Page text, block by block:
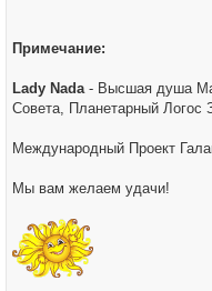
Примечание:
Lady Nada- Высшая душа
Совета, Планетарный Логос
Международный Проект
Мы вам желаем удачи!